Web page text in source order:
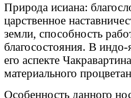
Природа исиана:
царственное
земли, способность
благосостояния. В
его аспекте
материального
Особенность данного